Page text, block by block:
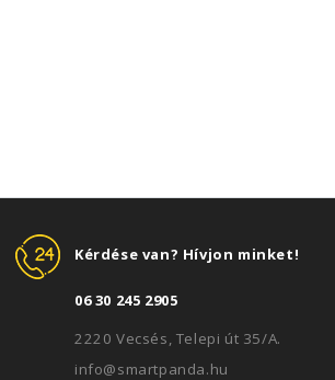
Kérdése van? Hívjon minket!
06 30 245 2905
2220 Vecsés, Telepi út 35/A.
info@smartpanda.hu